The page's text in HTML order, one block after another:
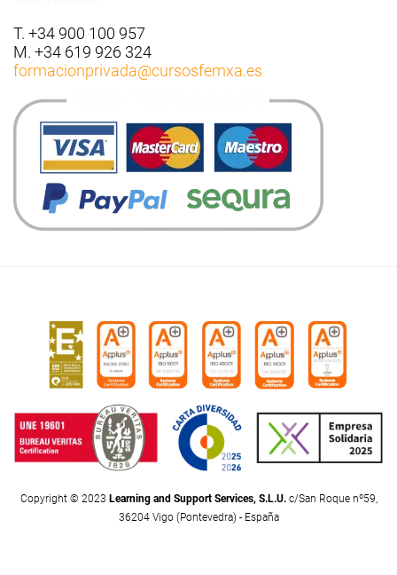
T. +34 900 100 957
M. +34 619 926 324
formacionprivada@cursosfemxa.es
Copyright © 2023 Learning and Support Services, S.L.U.c/San Roque nº59,
36204 Vigo (Pontevedra) - España